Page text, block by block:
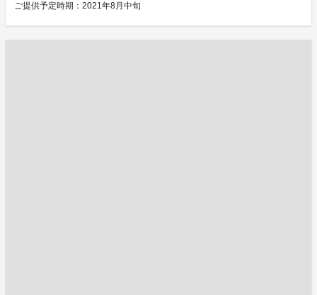
ご提供予定時期：2021年8月中旬